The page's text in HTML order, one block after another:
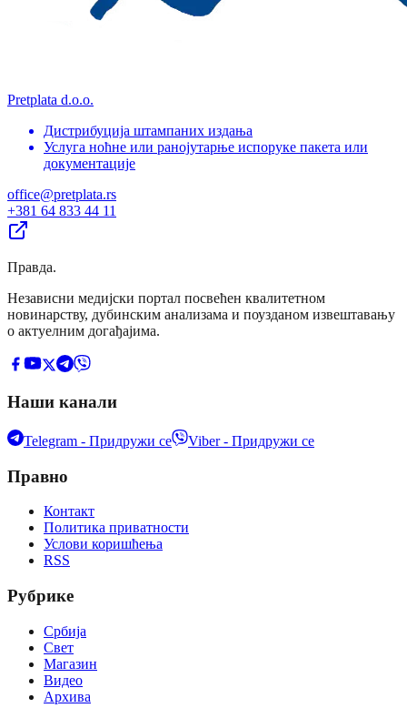
Pretplata d.o.o.
Дистрибуција штампаних издања
Услуга ноћне или ранојутарње испоруке пакета или
документације
office@pretplata.rs
+381 64 833 44 11
Правда.
Независни медијски портал посвећен квалитетном
новинарству, дубинским анализама и поузданом извештавању
о актуелним догађајима.
Наши канали
Telegram - Придружи се Viber - Придружи се
Правно
Контакт
Политика приватности
Услови коришћења
RSS
Рубрике
Србија
Свет
Магазин
Видео
Архива